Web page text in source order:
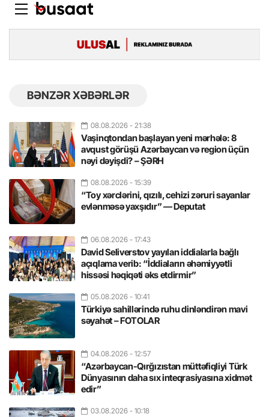
BƏNZƏR XƏBƏRLƏR
08.08.2026 - 21:38
Vaşinqtondan başlayan yeni mərhələ: 8
avqust görüşü Azərbaycan və region üçün
nəyi dəyişdi? – ŞƏRH
08.08.2026 - 15:39
“Toy xərclərini, qızılı, cehizi zəruri sayanlar
evlənməsə yaxşıdır” — Deputat
06.08.2026 - 17:43
David Seliverstov yayılan iddialarla bağlı
açıqlama verib: “İddiaların əhəmiyyətli
hissəsi həqiqəti əks etdirmir”
05.08.2026 - 10:41
Türkiyə sahillərində ruhu dinləndirən mavi
səyahət – FOTOLAR
04.08.2026 - 12:57
“Azərbaycan-Qırğızıstan müttəfiqliyi Türk
Dünyasının daha sıx inteqrasiyasına xidmət
edir”
03.08.2026 - 10:18